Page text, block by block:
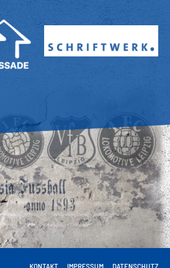
KONTAKT IMPRESSUM DATENSCHUTZ